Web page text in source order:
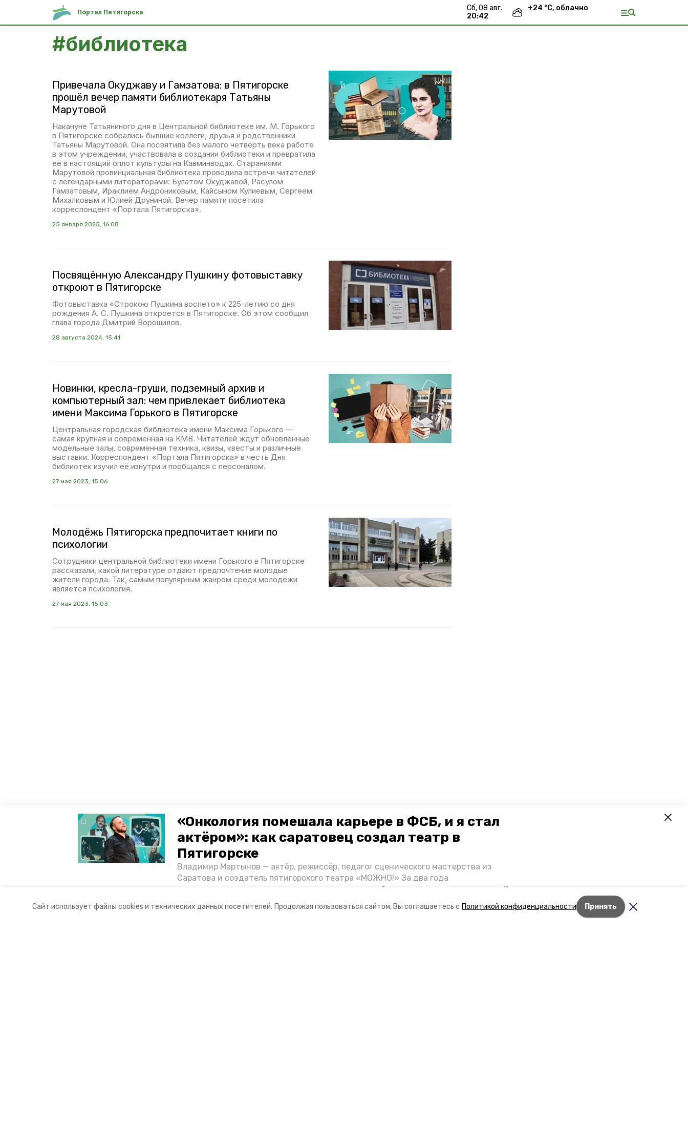
Сайт использует файлы cookies и технических данных посетителей. Продолжая пользоваться сайтом, Вы соглашаетесь с Политикой конфиденциальности Принять
«Онкология помешала карьере в ФСБ, и я стал
актёром»: как саратовец создал театр в
Пятигорске
Владимир Мартынов — актёр, режиссёр, педагог сценического мастерства из
Саратова и создатель пятигорского театра «МОЖНО!» За два года
существования театр выпустил восемь спектаклей, впереди — новые премьеры. О
корреспонденту «Портала Пятигорска».
Портал Пятигорска
сб, 08 авг.
20:42
+24 °С, облачно
#библиотека
Привечала Окуджаву и Гамзатова: в Пятигорске
прошёл вечер памяти библиотекаря Татьяны
Марутовой
Накануне Татьяниного дня в Центральной библиотеке им. М. Горького
в Пятигорске собрались бывшие коллеги, друзья и родственники
Татьяны Марутовой. Она посвятила без малого четверть века работе
в этом учреждении, участвовала в создании библиотеки и превратила
её в настоящий оплот культуры на Кавминводах. Стараниями
Марутовой провинциальная библиотека проводила встречи читателей
с легендарными литераторами: Булатом Окуджавой, Расулом
Гамзатовым, Ираклием Андрониковым, Кайсыном Кулиевым, Сергеем
Михалковым и Юлией Друниной. Вечер памяти посетила
корреспондент «Портала Пятигорска».
25 января 2025, 16:08
Посвящённую Александру Пушкину фотовыставку
откроют в Пятигорске
Фотовыставка «Строкою Пушкина воспето» к 225-летию со дня
рождения А. С. Пушкина откроется в Пятигорске. Об этом сообщил
глава города Дмитрий Ворошилов.
28 августа 2024, 15:41
Новинки, кресла-груши, подземный архив и
компьютерный зал: чем привлекает библиотека
имени Максима Горького в Пятигорске
Центральная городская библиотека имени Максима Горького —
самая крупная и современная на КМВ. Читателей ждут обновлённые
модельные залы, современная техника, квизы, квесты и различные
выставки. Корреспондент «Портала Пятигорска» в честь Дня
библиотек изучил её изнутри и пообщался с персоналом.
27 мая 2023, 15:06
Молодёжь Пятигорска предпочитает книги по
психологии
Сотрудники центральной библиотеки имени Горького в Пятигорске
рассказали, какой литературе отдают предпочтение молодые
жители города. Так, самым популярным жанром среди молодёжи
является психология.
27 мая 2023, 15:03